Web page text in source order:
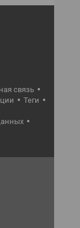
связь
Теги